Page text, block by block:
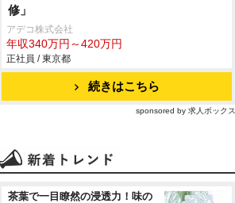
修」
アデコ株式会社
年収340万円～420万円
正社員 / 東京都
続きはこちら
sponsored by 求人ボックス
茶葉で一目瞭然の浸透力！味の